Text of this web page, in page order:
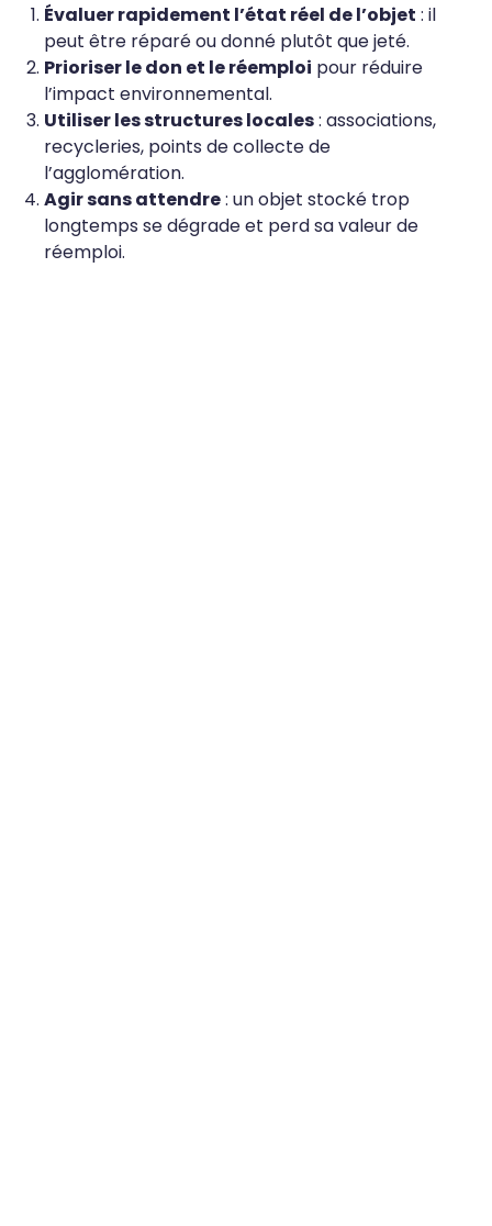
Évaluer rapidement l’état réel de l’objet : il
peut être réparé ou donné plutôt que jeté.
Prioriser le don et le réemploi pour réduire
l’impact environnemental.
Utiliser les structures locales: associations,
recycleries, points de collecte de
l’agglomération.
Agir sans attendre: un objet stocké trop
longtemps se dégrade et perd sa valeur de
réemploi.